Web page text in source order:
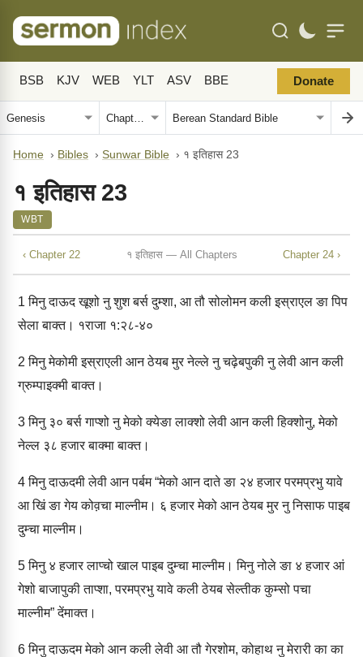
BSB KJV WEB YLT ASV BBE Donate
Home › Bibles › Sunwar Bible › १ इतिहास 23
१ इतिहास 23
WBT
‹ Chapter 22 १ इतिहास — All Chapters Chapter 24 ›
1 मिनु दाऊद खूशो नु शुश बर्स दुम्‍शा, आ तौ सोलोमन कली इस्राएल ङा पिप
सेला बाक्‍त। १राजा १:२८-४०
2 मिनु मेकोमी इस्राएली आन ठेयब मुर नेल्‍ले नु चढ़ेबपुकी नु लेवी आन कली
ग्रुम्‍पाइक्‍मी बाक्‍त।
3मिनु ३० बर्स गाप्‍शो नु मेको क्‍येङा लाक्‍शो लेवी आन कली हिक्‍शोनु, मेको
नेल्‍ल ३८ हजार बाक्‍मा बाक्‍त।
4मिनु दाऊदमी लेवी आन पर्बम “मेको आन दाते ङा २४ हजार परमप्रभु यावे
आ खिं ङा गेय कोव़चा माल्‍नीम। ६ हजार मेको आन ठेयब मुर नु निसाफ पाइब
दुम्‍चा माल्‍नीम।
5मिनु ४ हजार लाप्‍चो खाल पाइब दुम्‍चा माल्‍नीम। मिनु नोले ङा ४ हजार आं
गेशो बाजापुकी ताप्‍शा, परमप्रभु यावे कली ठेयब सेल्‍तीक कुम्‍सो पचा
माल्‍नीम” देंमाक्‍त।
6मिनु दाऊदम मेको आन कली लेवी आ तौ गेरशोम, कोहाथ नु मेरारी का का